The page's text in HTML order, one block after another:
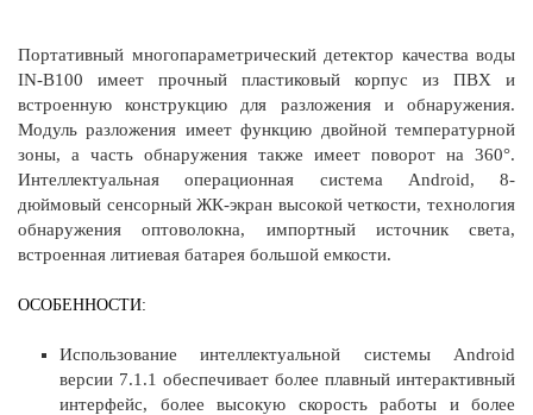
Портативный многопараметрический детектор качества воды
IN-B100 имеет прочный пластиковый корпус из ПВХ и
встроенную конструкцию для разложения и обнаружения.
Модуль разложения имеет функцию двойной температурной
зоны, а часть обнаружения также имеет поворот на 360°.
Интеллектуальная операционная система Android, 8-
дюймовый сенсорный ЖК-экран высокой четкости, технология
обнаружения оптоволокна, импортный источник света,
встроенная литиевая батарея большой емкости.
ОСОБЕННОСТИ:
Использование интеллектуальной системы Android
версии 7.1.1 обеспечивает более плавный интерактивный
интерфейс, более высокую скорость работы и более